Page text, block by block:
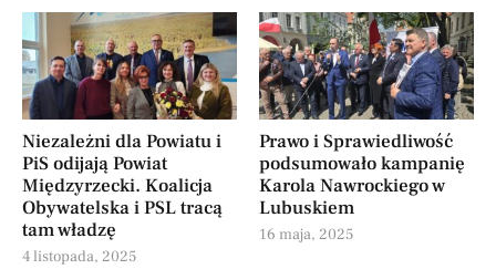
Niezależni dla Powiatu i
PiS odijają Powiat
Międzyrzecki. Koalicja
Obywatelska i PSL tracą
tam władzę
4 listopada, 2025
Prawo i Sprawiedliwość
podsumowało kampanię
Karola Nawrockiego w
Lubuskiem
16 maja, 2025